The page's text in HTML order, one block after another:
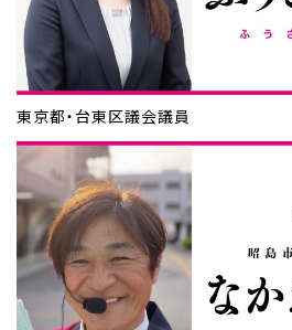
東京都・台東区議会議員